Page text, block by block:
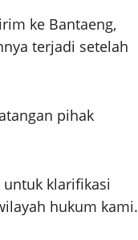
ke Bantaeng,
terjadi setelah
pihak
untuk klarifikasi
hukum kami.